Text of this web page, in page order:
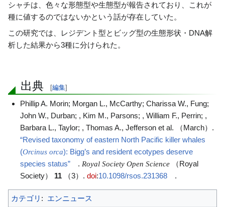
ン
に
移
動
シャチは、色々な形態型や生態型が報告されており、これが
種に値するのではないかという話が存在していた。
この研究では、レジデント型とビッグ型の生態形状・DNA解
析した結果から3種に分けられた。
出典 [編集]
Phillip A. Morin; Morgan L., McCarthy; Charissa W., Fung;
John W., Durban; , Kim M., Parsons; , William F., Perrin; ,
Barbara L., Taylor; , Thomas A., Jefferson et al. （March）.
“Revised taxonomy of eastern North Pacific killer whales
(Orcinus orca): Bigg’s and resident ecotypes deserve
species status”
. Royal Society Open Science （Royal
Society） 11 （3）.doi:10.1098/rsos.231368 .
カテゴリ : エンニュース